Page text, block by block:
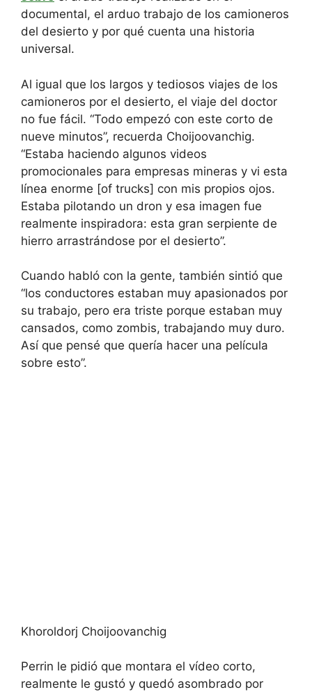
documental, el arduo trabajo de los camioneros
del desierto y por qué cuenta una historia
universal.
Al igual que los largos y tediosos viajes de los
camioneros por el desierto, el viaje del doctor
no fue fácil. “Todo empezó con este corto de
nueve minutos”, recuerda Choijoovanchig.
“Estaba haciendo algunos videos
promocionales para empresas mineras y vi esta
línea enorme [of trucks] con mis propios ojos.
Estaba pilotando un dron y esa imagen fue
realmente inspiradora: esta gran serpiente de
hierro arrastrándose por el desierto”.
Cuando habló con la gente, también sintió que
“los conductores estaban muy apasionados por
su trabajo, pero era triste porque estaban muy
cansados, como zombis, trabajando muy duro.
Así que pensé que quería hacer una película
sobre esto”.
Khoroldorj Choijoovanchig
Perrin le pidió que montara el vídeo corto,
realmente le gustó y quedó asombrado por